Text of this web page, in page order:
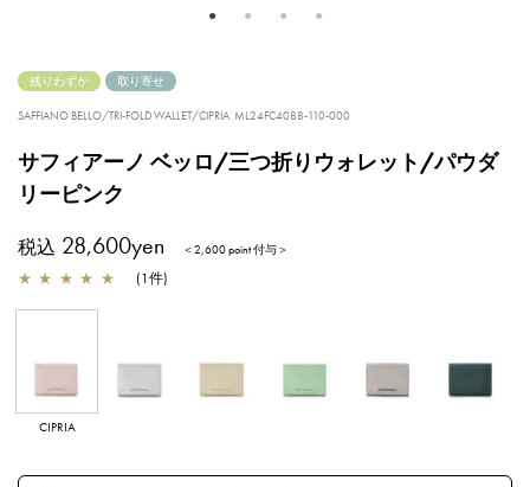
残りわずか 取り寄せ
SAFFIANO BELLO/TRI-FOLD WALLET/CIPRIA ML24FC4088-110-000
サフィアーノ ベッロ/三つ折りウォレット/パウダ
リーピンク
税込 28,600yen ＜2,600 point 付与＞
★ ★ ★ ★ ★ (1件)
CIPRIA